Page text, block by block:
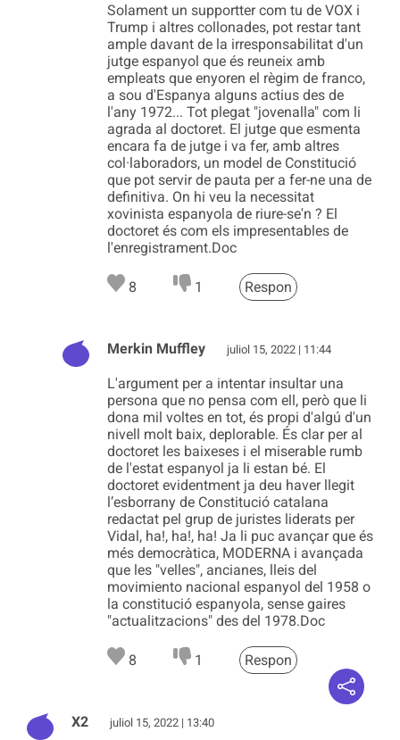
Solament un supportter com tu de VOX i
Trump i altres collonades, pot restar tant
ample davant de la irresponsabilitat d'un
jutge espanyol que és reuneix amb
empleats que enyoren el règim de franco,
a sou d'Espanya alguns actius des de
l'any 1972... Tot plegat "jovenalla" com li
agrada al doctoret. El jutge que esmenta
encara fa de jutge i va fer, amb altres
col·laboradors, un model de Constitució
que pot servir de pauta per a fer-ne una de
definitiva. On hi veu la necessitat
xovinista espanyola de riure-se'n ? El
doctoret és com els impresentables de
l'enregistrament.Doc
8 1 Respon
Merkin Muffley juliol 15, 2022 | 11:44
L'argument per a intentar insultar una
persona que no pensa com ell, però que li
dona mil voltes en tot, és propi d'algú d'un
nivell molt baix, deplorable. És clar per al
doctoret les baixeses i el miserable rumb
de l'estat espanyol ja li estan bé. El
doctoret evidentment ja deu haver llegit
l’esborrany de Constitució catalana
redactat pel grup de juristes liderats per
Vidal, ha!, ha!, ha! Ja li puc avançar que és
més democràtica, MODERNA i avançada
que les "velles", ancianes, lleis del
movimiento nacional espanyol del 1958 o
la constitució espanyola, sense gaires
"actualitzacions" des del 1978.Doc
8 1 Respon
X2 juliol 15, 2022 | 13:40